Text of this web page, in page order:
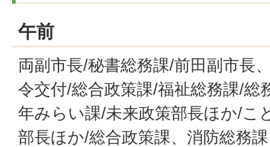
午前
両副市長/秘書総務課/前田副市長
令交付/総合政策課/福祉総務課/総
年みらい課/未来政策部長ほか/こ
部長ほか/総合政策課、消防総務課